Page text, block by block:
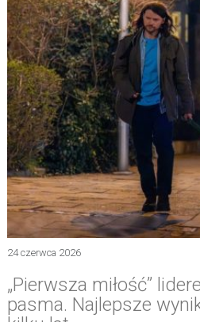
24 czerwca 2026
„Pierwsza miłość”
pasma. Najlepsze